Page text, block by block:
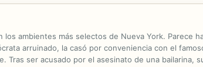
ambientes más selectos de Nueva York. Parece
arruinado, la casó por conveniencia con el
Tras ser acusado por el asesinato de una bailarina,